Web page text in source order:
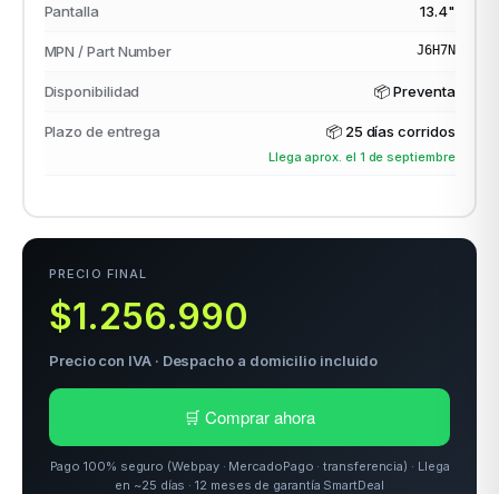
Pantalla 13.4"
MPN / Part Number J6H7N
Disponibilidad 📦 Preventa
Plazo de entrega 📦 25 días corridos
Llega aprox. el 1 de septiembre
PRECIO FINAL
$1.256.990
Precio con IVA · Despacho a domicilio incluido
🛒 Comprar ahora
Pago 100% seguro (Webpay · MercadoPago · transferencia) · Llega
en ~25 días · 12 meses de garantía SmartDeal